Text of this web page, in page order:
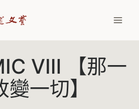
Ⅷ 【那一
變一切】